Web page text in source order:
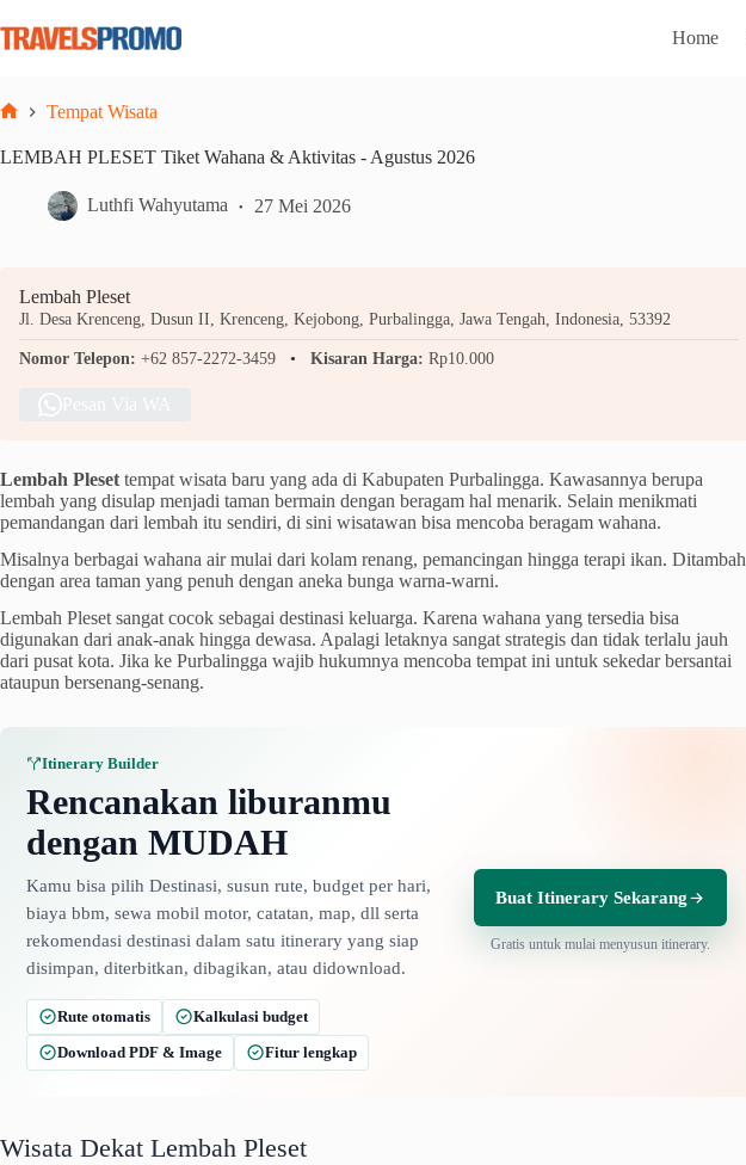
to
content
Home
Tempat Wisata
LEMBAH PLESET Tiket Wahana & Aktivitas - Agustus 2026
Luthfi Wahyutama 27 Mei 2026
Lembah Pleset
Jl. Desa Krenceng, Dusun II, Krenceng, Kejobong, Purbalingga, Jawa Tengah, Indonesia, 53392
Nomor Telepon: +62 857-2272-3459 Kisaran Harga: Rp10.000
Lembah Pleset tempat wisata baru yang ada di Kabupaten Purbalingga. Kawasannya berupa
lembah yang disulap menjadi taman bermain dengan beragam hal menarik. Selain menikmati
pemandangan dari lembah itu sendiri, di sini wisatawan bisa mencoba beragam wahana.
Misalnya berbagai wahana air mulai dari kolam renang, pemancingan hingga terapi ikan. Ditambah
dengan area taman yang penuh dengan aneka bunga warna-warni.
Lembah Pleset sangat cocok sebagai destinasi keluarga. Karena wahana yang tersedia bisa
digunakan dari anak-anak hingga dewasa. Apalagi letaknya sangat strategis dan tidak terlalu jauh
dari pusat kota. Jika ke Purbalingga wajib hukumnya mencoba tempat ini untuk sekedar bersantai
ataupun bersenang-senang.
Itinerary Builder
Rencanakan liburanmu
dengan MUDAH
Kamu bisa pilih Destinasi, susun rute, budget per hari,
biaya bbm, sewa mobil motor, catatan, map, dll serta
rekomendasi destinasi dalam satu itinerary yang siap
disimpan, diterbitkan, dibagikan, atau didownload.
Rute otomatis
Kalkulasi budget
Download PDF & Image
Fitur lengkap
Buat Itinerary Sekarang
Gratis untuk mulai menyusun itinerary.
Wisata Dekat Lembah Pleset